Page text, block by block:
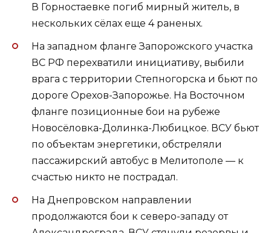
В Горностаевке погиб мирный житель, в
нескольких сёлах еще 4 раненых.
На западном фланге Запорожского участка
ВС РФ перехватили инициативу, выбили
врага с территории Степногорска и бьют по
дороге Орехов-Запорожье. На Восточном
фланге позиционные бои на рубеже
Новосёловка-Долинка-Любицкое. ВСУ бьют
по объектам энергетики, обстреляли
пассажирский автобус в Мелитополе — к
счастью никто не пострадал.
На Днепровском направлении
продолжаются бои к северо-западу от